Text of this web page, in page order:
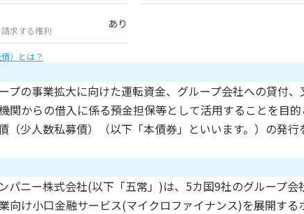
求する権利 あり
）とは？
プの事業拡大に向けた運転資金、グループ会社への貸付、
関からの借入に係る預金担保等として活用することを目
（少人数私募債）（以下「本債券」といいます。）の発行
パニー株式会社(以下「五常」)は、5カ国9社のグループ会
向け小口金融サービス(マイクロファイナンス)を展開する